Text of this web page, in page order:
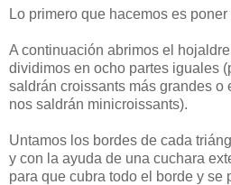
Lo primero que hacemos es
A continuación abrimos el
dividimos en ocho partes iguales
saldrán croissants más grandes o
nos saldrán minicroissants).
Untamos los bordes de cada
y con la ayuda de una cuchara
para que cubra todo el borde y se